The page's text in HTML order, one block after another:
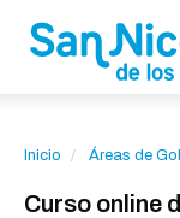
Inicio Áreas de
Curso online